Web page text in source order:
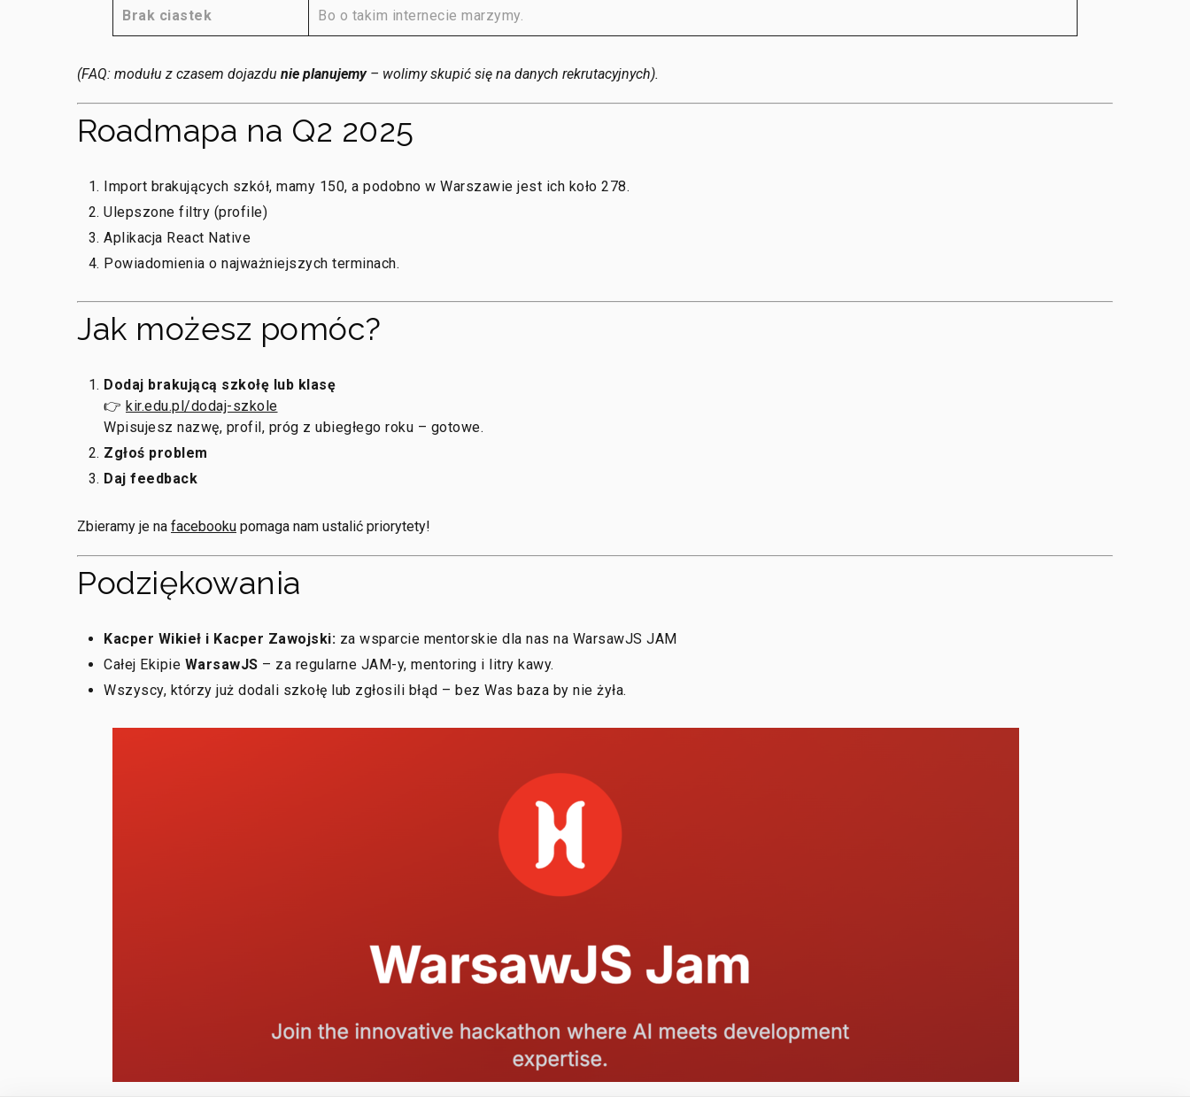
Brak ciastek Bo o takim internecie marzymy.
(FAQ: modułu z czasem dojazdu nie planujemy– wolimy skupić się na danych rekrutacyjnych).
Roadmapa na Q2 2025
Import brakujących szkół, mamy 150, a podobno w Warszawie jest ich koło 278.
Ulepszone filtry (profile)
Aplikacja React Native
Powiadomienia o najważniejszych terminach.
Jak możesz pomóc?
Dodaj brakującą szkołę lub klasę
👉 kir.edu.pl/dodaj-szkole
Wpisujesz nazwę, profil, próg z ubiegłego roku – gotowe.
Zgłoś problem
Daj feedback
Zbieramy je na facebooku pomaga nam ustalić priorytety!
Podziękowania
Kacper Wikieł i Kacper Zawojski: za wsparcie mentorskie dla nas na WarsawJS JAM
Całej Ekipie WarsawJS – za regularne JAM-y, mentoring i litry kawy.
Wszyscy, którzy już dodali szkołę lub zgłosili błąd – bez Was baza by nie żyła.